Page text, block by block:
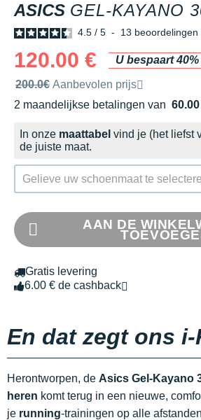
ASICS GEL-KAYANO
4.5 / 5 - 13 beoordelingen
120.00 €
U bespaart 40%
Door het merk aanbevolen
200.0€ Aanbevolen prijs
2 maandelijkse betalingen van
zonder kosten
In onze maattabel vind je (het liefst
de juiste maat.
Gelieve uw schoenmaat te
AAN DE
Gratis levering
6.00 € de cashback
En dat zegt ons
Herontworpen, de Asics Gel-Kayano
heren komt terug in een nieuwe,
je running-trainingen op alle